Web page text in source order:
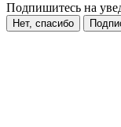
Подпишитесь на
Нет, спасибо